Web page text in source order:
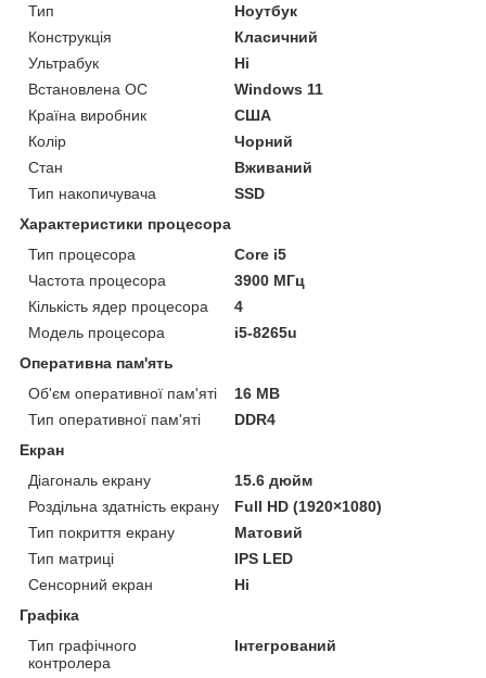
Тип
Ноутбук
Конструкція
Класичний
Ультрабук
Ні
Встановлена ОС
Windows 11
Країна виробник
США
Колір
Чорний
Стан
Вживаний
Тип накопичувача
SSD
Характеристики процесора
Тип процесора
Core i5
Частота процесора
3900 МГц
Кількість ядер процесора
4
Модель процесора
i5-8265u
Оперативна пам'ять
Об'єм оперативної пам'яті
16 MB
Тип оперативної пам'яті
DDR4
Екран
Діагональ екрану
15.6 дюйм
Роздільна здатність екрану
Full HD (1920×1080)
Тип покриття екрану
Матовий
Тип матриці
IPS LED
Сенсорний екран
Ні
Графіка
Тип графічного
контролера
Інтегрований